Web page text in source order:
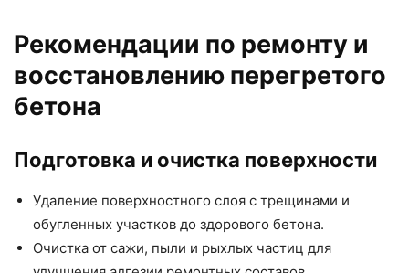
Рекомендации по ремонту и
восстановлению перегретого
бетона
Подготовка и очистка поверхности
Удаление поверхностного слоя с трещинами и
обугленных участков до здорового бетона.
Очистка от сажи, пыли и рыхлых частиц для